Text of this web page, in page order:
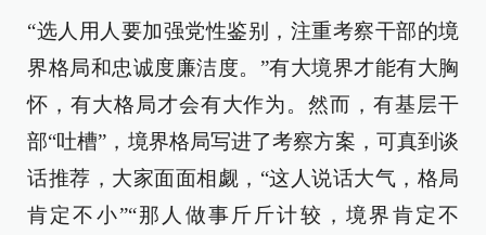
“选人用人要加强党性鉴别，注重考察干部的境
界格局和忠诚度廉洁度。”有大境界才能有大胸
怀，有大格局才会有大作为。然而，有基层干
部“吐槽”，境界格局写进了考察方案，可真到谈
话推荐，大家面面相觑，“这人说话大气，格局
肯定不小”“那人做事斤斤计较，境界肯定不